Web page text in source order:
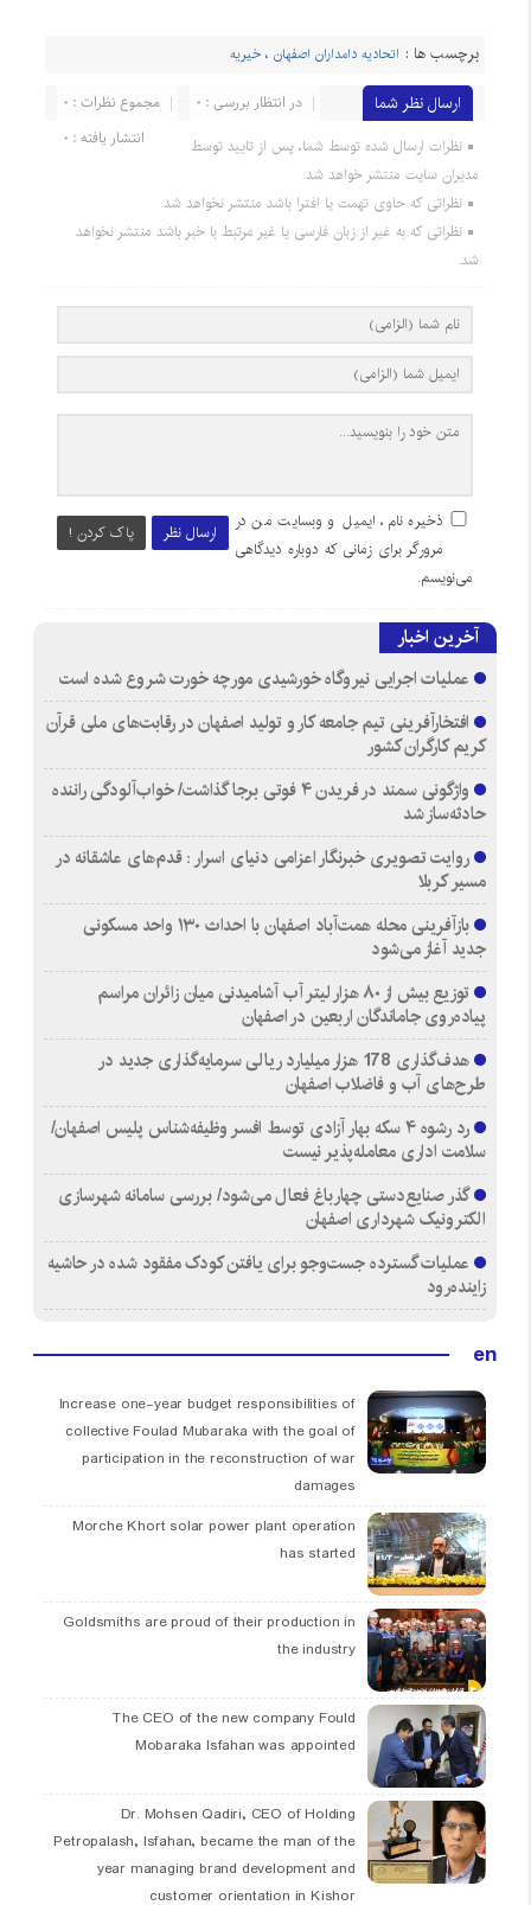
برچسب ها : اتحادیه دامداران اصفهان ،خیریه
ارسال نظر شما مجموع نظرات : 0
در انتظار بررسی : 0
انتشار یافته : 0
نظرات ارسال شده توسط شما، پس از تایید توسط
مدیران سایت منتشر خواهد شد.
نظراتی که حاوی تهمت یا افترا باشد منتشر نخواهد شد.
نظراتی که به غیر از زبان فارسی یا غیر مرتبط با خبر باشد منتشر نخواهد
شد.
ارسال نظر پاک کردن !
ذخیره نام، ایمیل و وبسایت من در
مرورگر برای زمانی که دوباره دیدگاهی
می‌نویسم.
آخرین اخبار
عملیات اجرایی نیروگاه خورشیدی مورچه خورت شروع شده است
افتخارآفرینی تیم جامعه کار و تولید اصفهان در رقابت‌های ملی قرآن
کریم کارگران کشور
واژگونی سمند در فریدن ۴ فوتی برجا گذاشت/ خواب‌آلودگی راننده
حادثه‌ساز شد
روایت تصویری خبرنگار اعزامی دنیای اسرار : قدم‌های عاشقانه در
مسیر کربلا
بازآفرینی محله همت‌آباد اصفهان با احداث ۱۳۰ واحد مسکونی
جدید آغاز می‌شود
توزیع بیش از ۸۰ هزار لیتر آب آشامیدنی میان زائران مراسم
پیاده‌روی جاماندگان اربعین در اصفهان
هدف‌گذاری 178 هزار میلیارد ریالی سرمایه‌گذاری جدید در
طرح‌های آب و فاضلاب اصفهان
رد رشوه ۴ سکه بهار آزادی توسط افسر وظیفه‌شناس پلیس اصفهان/
سلامت اداری معامله‌پذیر نیست
گذر صنایع‌دستی چهارباغ فعال می‌شود/ بررسی سامانه شهرسازی
الکترونیک شهرداری اصفهان
عملیات گسترده جست‌وجو برای یافتن کودک مفقود شده در حاشیه
زاینده‌رود
en
Increase one-year budget responsibilities of
collective Foulad Mubaraka with the goal of
participation in the reconstruction of war
damages
Morche Khort solar power plant operation
has started
Goldsmiths are proud of their production in
the industry
The CEO of the new company Fould
Mobaraka Isfahan was appointed
Dr. Mohsen Qadiri, CEO of Holding
Petropalash, Isfahan, became the man of the
year managing brand development and
customer orientation in Kishor